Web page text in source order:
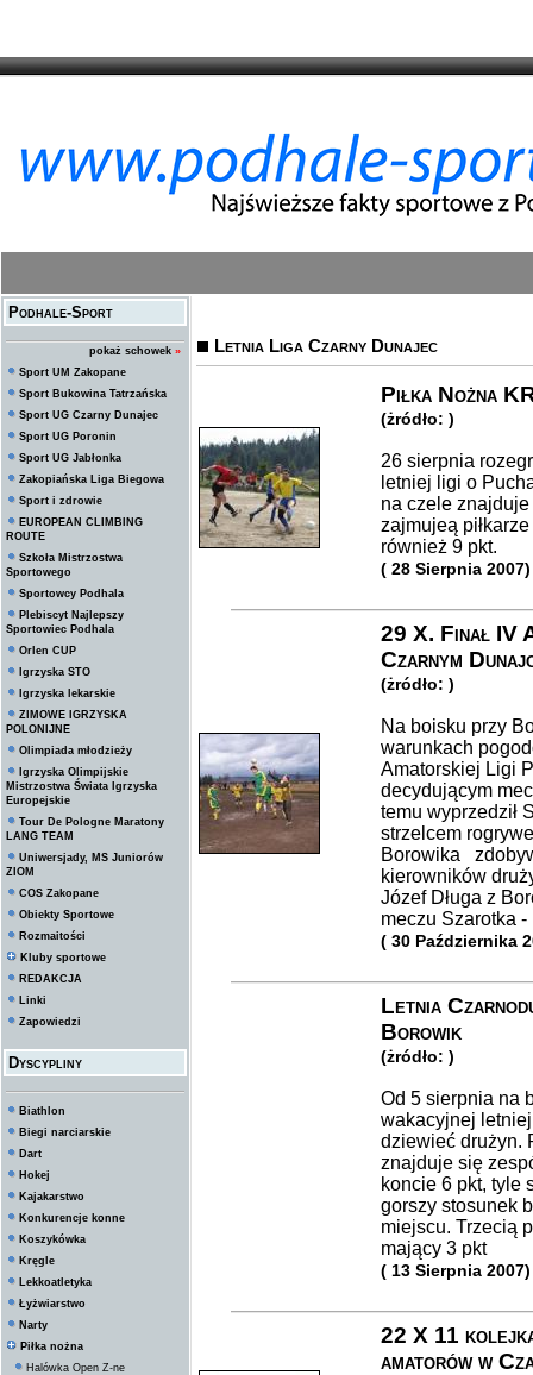
Podhale-Sport
pokaż schowek »
Sport UM Zakopane
Sport Bukowina Tatrzańska
Sport UG Czarny Dunajec
Sport UG Poronin
Sport UG Jabłonka
Zakopiańska Liga Biegowa
Sport i zdrowie
EUROPEAN CLIMBING
ROUTE
Szkoła Mistrzostwa
Sportowego
Sportowcy Podhala
Plebiscyt Najlepszy
Sportowiec Podhala
Orlen CUP
Igrzyska STO
Igrzyska lekarskie
ZIMOWE IGRZYSKA
POLONIJNE
Olimpiada młodzieży
Igrzyska Olimpijskie
Mistrzostwa Świata Igrzyska
Europejskie
Tour De Pologne Maratony
LANG TEAM
Uniwersjady, MS Juniorów
ZIOM
COS Zakopane
Obiekty Sportowe
Rozmaitości
Kluby sportowe
REDAKCJA
Linki
Zapowiedzi
Dyscypliny
Biathlon
Biegi narciarskie
Dart
Hokej
Kajakarstwo
Konkurencje konne
Koszykówka
Kręgle
Lekkoatletyka
Łyżwiarstwo
Narty
Piłka nożna
Halówka Open Z-ne
Letnia Liga Czarny Dunajec
Piłka Nożna
(żródło: )
26 sierpnia
letniej ligi o
na czele
zajmujeą
również 9 pkt.
( 28 Sierpnia 2007)
29 X. Finał IV
Czarnym
(żródło: )
Na boisku przy
warunkach
Amatorskiej Ligi
decydującym
temu wyprzedził
strzelcem
Borowika
kierowników
Józef Długa z
meczu Szarotka -
( 30 Października
Letnia
Borowik
(żródło: )
Od 5 sierpnia na
wakacyjnej
dziewieć drużyn.
znajduje się
koncie 6 pkt, tyle
gorszy stosunek
miejscu. Trzecią
mający 3 pkt
( 13 Sierpnia 2007)
22 X 11
amatorów w